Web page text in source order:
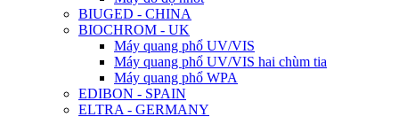
BIUGED - CHINA
BIOCHROM - UK
Máy quang phổ UV/VIS
Máy quang phổ UV/VIS hai chùm tia
Máy quang phổ WPA
EDIBON - SPAIN
ELTRA - GERMANY